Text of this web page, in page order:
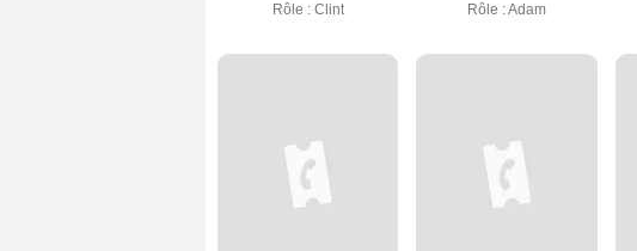
Rôle : Clint Rôle : Adam